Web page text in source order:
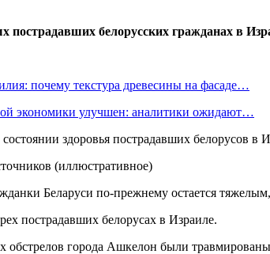
белорусских гражданах в
почему текстура древесины на фасаде…
экономики улучшен: аналитики ожидают…
(иллюстративное)
Беларуси по-прежнему остается
пострадавших белорусах в Израиле.
обстрелов города Ашкелон были